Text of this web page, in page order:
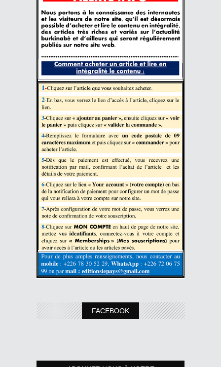
FACEBOOK